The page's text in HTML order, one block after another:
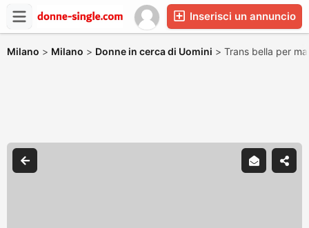
Inserisci un annuncio
Milano > Milano > Donne in cerca di Uomini > Trans bella per